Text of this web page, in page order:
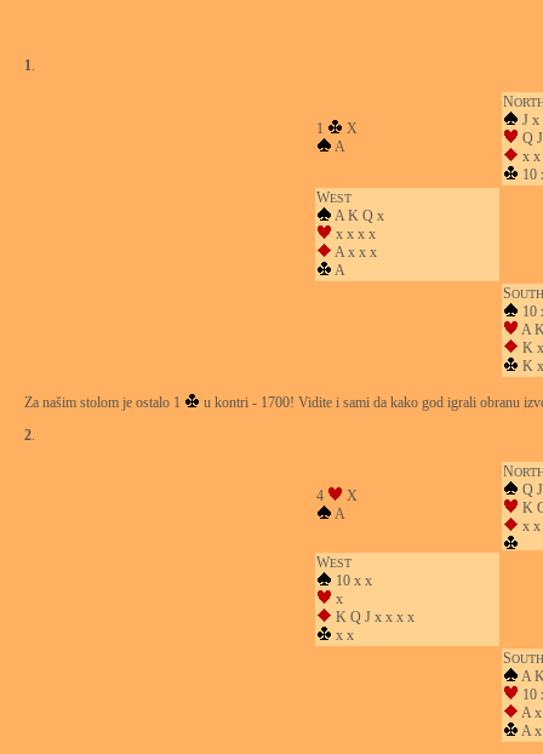
1.
1
X
A
N
J x
Q
x x
10
WEST
A K Q x
x x x x
A x x x
A
SOUTH
10
A
K x
K
Za našim stolom je ostalo 1
u kontri - 1700! Vidite i sami da kako god igrali obranu
2.
4
X
A
N
Q
K
x x
WEST
10 x x
x
K Q J x x x x
x x
SOUTH
A
10
A
A